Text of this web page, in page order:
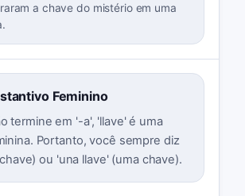
a chave do mistério em uma
Feminino
termine em '-a', 'llave' é uma
Portanto, você sempre diz
ou 'una llave' (uma chave).